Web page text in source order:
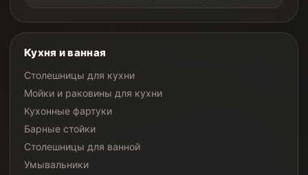
Кухня и ванная
Столешницы для кухни
Мойки и раковины для кухни
Кухонные фартуки
Барные стойки
Столешницы для ванной
Умывальники